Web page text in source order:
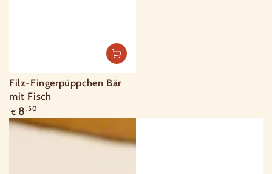
Filz-Fingerpüppchen Bär
mit Fisch
Regulärer
Preis
€ 8 ,50